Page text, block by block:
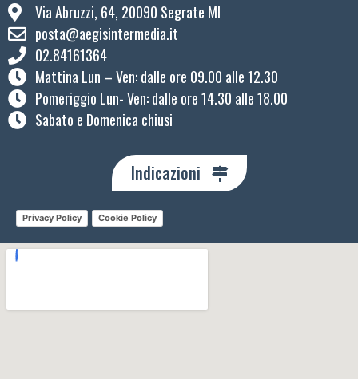
Via Abruzzi, 64, 20090 Segrate MI
posta@aegisintermedia.it
02.84161364
Mattina Lun – Ven: ​dalle ore 09.00 alle 12.30
Pomeriggio Lun- Ven: dalle ore 14.30 alle 18.00
Sabato e Domenica chiusi
Indicazioni
Privacy Policy Cookie Policy